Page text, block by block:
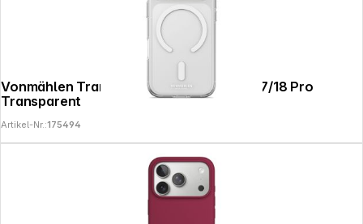
Vonmählen Transparent Case 2 iPhone 17/18 Pro
Transparent
Artikel-Nr.:175494